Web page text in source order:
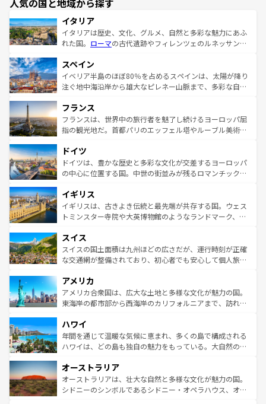
人気の国と地域から探す
イタリア
イタリアは歴史、文化、グルメ、自然と多彩な魅力にあふ
れた国。 ローマの古代遺跡やフィレンツェのルネッサンス
ろん、トスカーナの美しい田園風景やアマルフィ海岸の絶
景など、自然景観も見逃せない。観光の合間には、本場の
ピザやパスタなど、絶品のイタリア料理を堪能することも
ませてくれるイタリアで、忘れられない旅をしてみよう！
なお、新着のイタリア情報はコンテンツ一覧 を参照してほ
しい。
スペイン
イベリア半島のほぼ80％を占めるスペインは、太陽が降り
注ぐ地中海沿岸から雄大なピレネー山脈まで、多彩な自然
文化が根付くこの国では、情熱的なフラメンコ、熱気あふ
れる闘牛、そして美味しいタパスが生活の一部となってい
る。首都マドリードの洗練された雰囲気や、バルセロナの
の城塞都市、穏やかなビーチリゾートまで多彩な表情を見
せる。地方によって風土や気候が異なるスペインはその個
性で訪れる人を魅了する。 なお、新着のスペイン情報はコ
フランス
フランスは、世界中の旅行者を魅了し続けるヨーロッパ屈
指の観光地だ。首都パリのエッフェル塔やルーブル美術館
で、幅広い魅力が詰まっている。華麗な宮殿、歴史的な大
聖堂、美しいビーチ、そして豊かな自然が、訪れる者を心
から魅了する。また、フランスは美食の国としても知ら
いる。シャンパンの発祥地であるランス、プロヴァンスの
香り高いラベンダー畑など、多彩な楽しみ方が可能だ。さ
らに、パリ以外の地域にも魅力が溢れており、どの街角に
れる地方に足を運ぶとそれぞれで全く異なる文化を体験で
きるだろう。 なお、新着のフランス情報はコンテンツ一覧
を参照してほしい。
ドイツ
ドイツは、豊かな歴史と多彩な文化が交差するヨーロッパ
の中心に位置する国。中世の街並みが残るロマンチック街
顔を持つこの国は、どこを歩いても飽きることがない。ベ
ルリンの文化的活気、バイエルン州のアルプスの絶景、そ
してライン川沿いのワイン畑といった風景は必見。ビール
は、お酒好きな人にはぜひ体験してほしい。 なお、新着の
ドイツ情報はコンテンツ一覧を参照してほしい。
イギリス
イギリスは、古きよき伝統と最先端が共存する国。ウェス
トミンスター寺院や大英博物館のようなランドマーク、歴
リアごとに異なる魅力がある。また、優雅なアフタヌーン
ティー、ビール好きにはたまらない英国パブ、サッカー観
戦など、本場だからこそできる体験も豊富。イギリスを旅
ンツ一覧を参照してほしい。
スイス
スイスの国土面積は九州ほどの広さだが、運行時刻が正確
な交通網が整備されており、初心者でも安心して個人旅行
の建物がそのまま残る町や、スイスならではのユニークな
博物館もあり、アルプス観光だけでなく町歩きも満喫する
ことができる。国民の所得が高いため物価も高いが、旅行
ば市内交通費無料で観光を楽しむこともできる。 なお、新
着のスイス情報はコンテンツ一覧 を参照してほしい。
アメリカ
アメリカ合衆国は、広大な土地と多様な文化が魅力の国。
東海岸の都市部から西海岸のカリフォルニアまで、訪れる
のような巨大都市は、観光、ショッピング、エンターテイ
ンメントが詰まった刺激的なスポットだ。一方、アメリカ
西部には大自然が広がり、グランドキャニオンやイエロー
部のニューオーリンズでは、音楽と美食が融合した独特の
文化が魅力。旅行者はアメリカの各地域で異なる魅力を楽
しみながら、その多様性と豊かな歴史を感じることができ
ハワイ
年間を通じて温暖な気候に恵まれ、多くの島で構成される
ハワイは、どの島も独自の魅力をもっている。大自然の神
ワイ島は見逃せない。また、定番の観光地といえばオアフ
島だが、静かな自然を求めるならマウイ島やカウアイ島が
おすすめ。エメラルドグリーンに輝く海をはじめ、豊かな
オーストラリア
オーストラリアは、壮大な自然と多様な文化が魅力の国。
シドニーのシンボルであるシドニー・オペラハウス、オー